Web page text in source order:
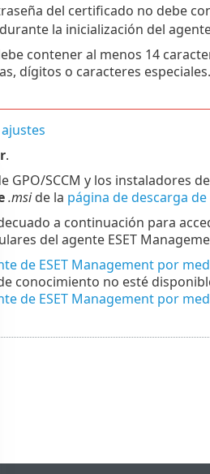
del certificado no debe
la inicialización del
contener al menos 14
dígitos o caracteres
.
GPO/SCCM y los instaladores
.mside la página de descarga
a continuación para
del agente ESET
de ESET Management por
conocimiento no esté
de ESET Management por